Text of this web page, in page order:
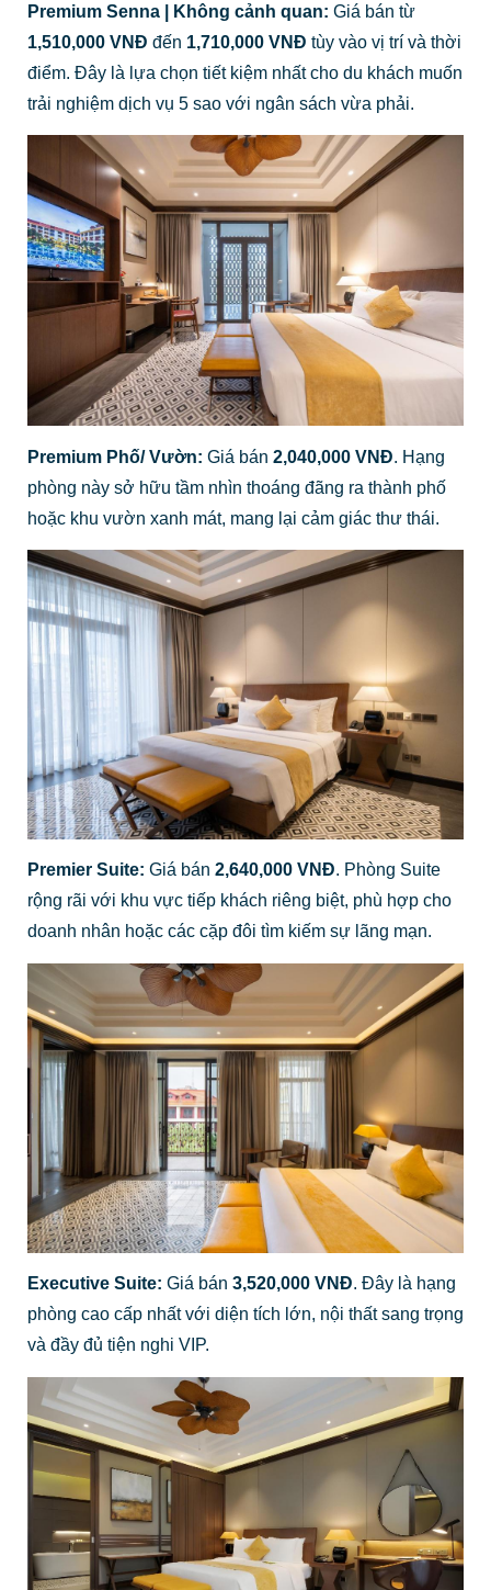
Premium Senna | Không cảnh quan: Giá bán từ
1,510,000 VNĐ đến 1,710,000 VNĐ tùy vào vị trí và thời
điểm. Đây là lựa chọn tiết kiệm nhất cho du khách muốn
trải nghiệm dịch vụ 5 sao với ngân sách vừa phải.
Premium Phố/ Vườn: Giá bán 2,040,000 VNĐ. Hạng
phòng này sở hữu tầm nhìn thoáng đãng ra thành phố
hoặc khu vườn xanh mát, mang lại cảm giác thư thái.
Premier Suite: Giá bán 2,640,000 VNĐ. Phòng Suite
rộng rãi với khu vực tiếp khách riêng biệt, phù hợp cho
doanh nhân hoặc các cặp đôi tìm kiếm sự lãng mạn.
Executive Suite: Giá bán 3,520,000 VNĐ. Đây là hạng
phòng cao cấp nhất với diện tích lớn, nội thất sang trọng
và đầy đủ tiện nghi VIP.